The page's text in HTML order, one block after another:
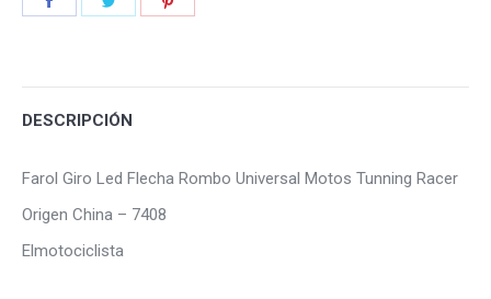
DESCRIPCIÓN
Farol Giro Led Flecha Rombo Universal Motos Tunning Racer
Origen China – 7408
Elmotociclista